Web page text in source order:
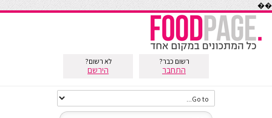
��
רשום כבר?
התחבר
לא רשום?
הירשם